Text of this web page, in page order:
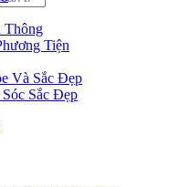
Thông
Tiện
Và Sắc Đẹp
Sắc Đẹp